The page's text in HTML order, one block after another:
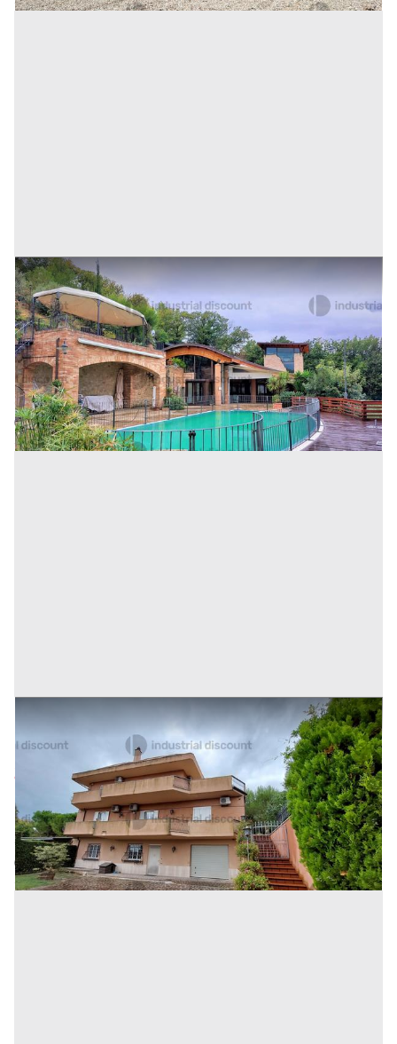
3#7775 Ramo di azienda dedita all'attività di
ristorazione
Inserito il: 11/11/2025
Cupra Marittima (Ascoli Piceno)
Annuncio scaduto
Prezzo
1.174.036 €
Codice annuncio:1664093969
2#7775 Ramo di azienda dedita all'attività di Bed &
Breakfast
Inserito il: 11/11/2025
Cupra Marittima (Ascoli Piceno)
Annuncio scaduto
355.248 €
Codice annuncio:1044701927